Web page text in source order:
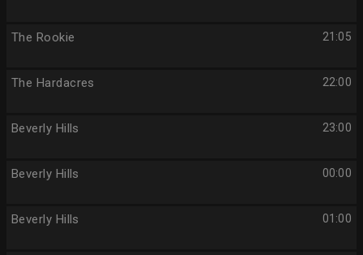
21:05
The Rookie
22:00
The Hardacres
23:00
Beverly Hills
00:00
Beverly Hills
01:00
Beverly Hills